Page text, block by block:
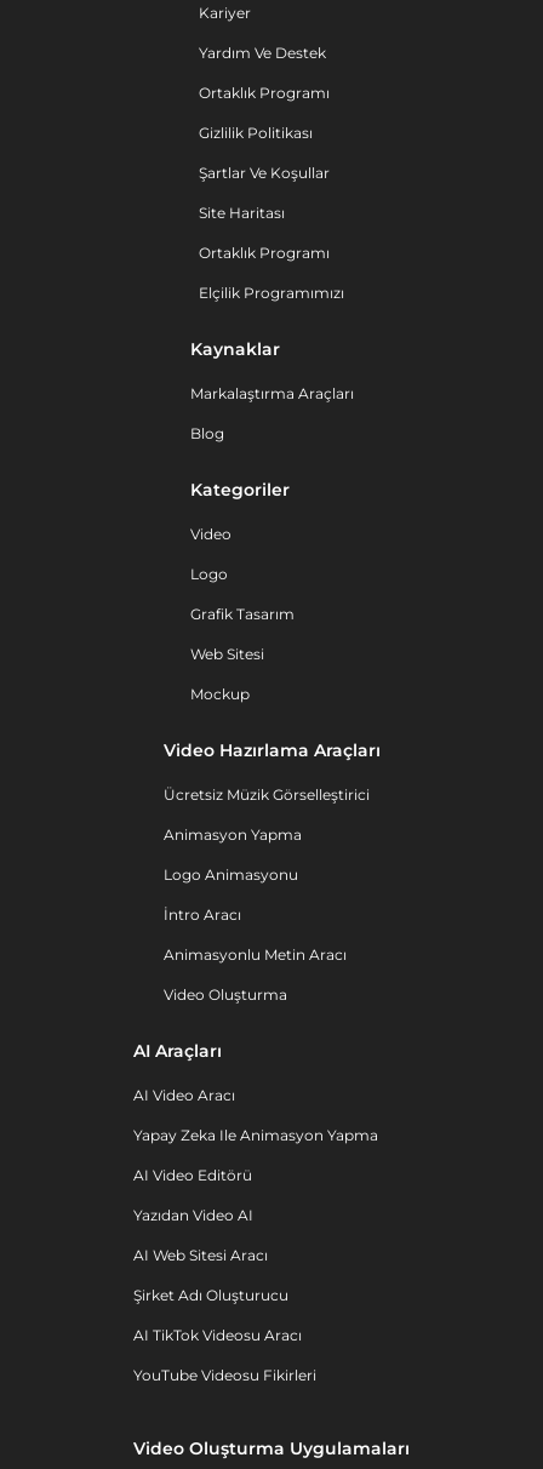
Kariyer
Yardım Ve Destek
Ortaklık Programı
Gizlilik Politikası
Şartlar Ve Koşullar
Site Haritası
Ortaklık Programı
Elçilik Programımızı
Kaynaklar
Markalaştırma Araçları
Blog
Kategoriler
Video
Logo
Grafik Tasarım
Web Sitesi
Mockup
Video Hazırlama Araçları
Ücretsiz Müzik Görselleştirici
Animasyon Yapma
Logo Animasyonu
İntro Aracı
Animasyonlu Metin Aracı
Video Oluşturma
AI Araçları
AI Video Aracı
Yapay Zeka Ile Animasyon Yapma
AI Video Editörü
Yazıdan Video AI
AI Web Sitesi Aracı
Şirket Adı Oluşturucu
AI TikTok Videosu Aracı
YouTube Videosu Fikirleri
Video Oluşturma Uygulamaları